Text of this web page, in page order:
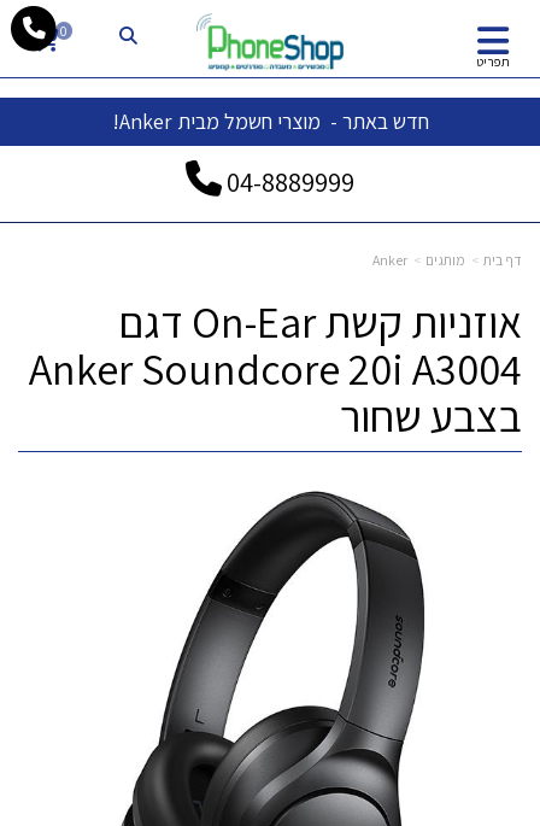
תפריט
0
חדש באתר - מוצרי חשמל מבית Anker!
04-8889999
דף בית מותגים Anker
אוזניות קשת On-Ear דגם
Anker Soundcore 20i A3004
בצבע שחור